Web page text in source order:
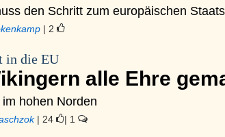
den Schritt zum europäischen
| 2
in die EU
alle Ehre
hohen Norden
| 24 | 1